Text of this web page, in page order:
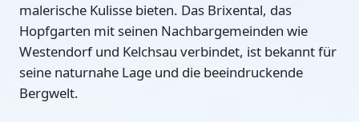
malerische Kulisse bieten. Das Brixental, das
Hopfgarten mit seinen Nachbargemeinden wie
Westendorf und Kelchsau verbindet, ist bekannt für
seine naturnahe Lage und die beeindruckende
Bergwelt.